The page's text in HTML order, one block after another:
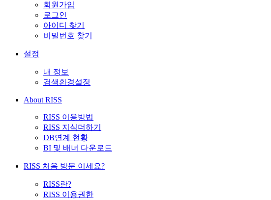
회원가입
로그인
아이디 찾기
비밀번호 찾기
설정
내 정보
검색환경설정
About RISS
RISS 이용방법
RISS 지식더하기
DB연계 현황
BI 및 배너 다운로드
RISS 처음 방문 이세요?
RISS란?
RISS 이용권한